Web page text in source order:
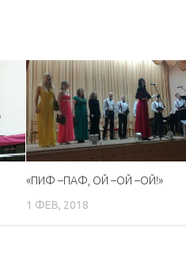
«ПИФ –ПАФ, ОЙ –ОЙ –ОЙ!»
1 ФЕВ, 2018